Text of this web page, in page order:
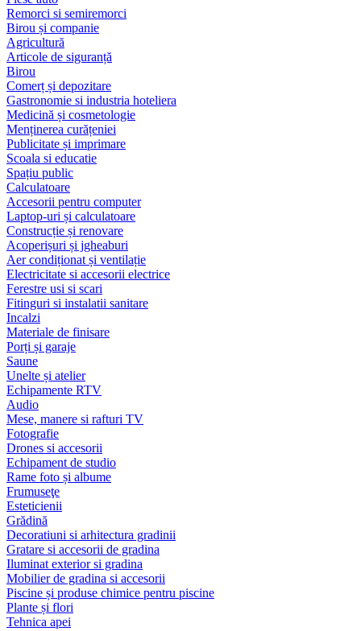
Remorci si semiremorci
Birou și companie
Agricultură
Articole de siguranță
Birou
Comerț și depozitare
Gastronomie si industria hoteliera
Medicină și cosmetologie
Menținerea curățeniei
Publicitate și imprimare
Scoala si educatie
Spațiu public
Calculatoare
Accesorii pentru computer
Laptop-uri și calculatoare
Construcție și renovare
Acoperișuri și jgheaburi
Aer condiționat și ventilație
Electricitate si accesorii electrice
Ferestre usi si scari
Fitinguri si instalatii sanitare
Incalzi
Materiale de finisare
Porți și garaje
Saune
Unelte și atelier
Echipamente RTV
Audio
Mese, manere si rafturi TV
Fotografie
Drones si accesorii
Echipament de studio
Rame foto și albume
Frumuseţe
Esteticienii
Grădină
Decoratiuni si arhitectura gradinii
Gratare si accesorii de gradina
Iluminat exterior si gradina
Mobilier de gradina si accesorii
Piscine și produse chimice pentru piscine
Plante și flori
Tehnica apei